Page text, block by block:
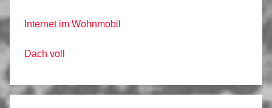
Internet im Wohnmobil
Dach voll